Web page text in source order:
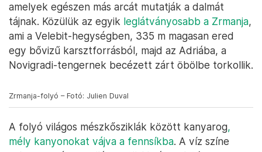
amelyek egészen más arcát mutatják a dalmát
tájnak. Közülük az egyik leglátványosabb a Zrmanja,
ami a Velebit-hegységben, 335 m magasan ered
egy bővizű karsztforrásból, majd az Adriába, a
Novigradi-tengernek becézett zárt öbölbe torkollik.